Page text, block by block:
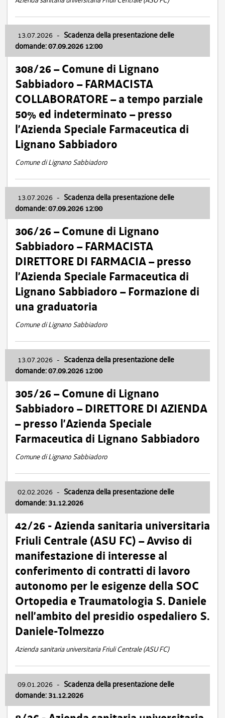
13.07.2026 - Scadenza della presentazione delle
domande: 07.09.2026 12:00
308/26 – Comune di Lignano
Sabbiadoro – FARMACISTA
COLLABORATORE – a tempo parziale
50% ed indeterminato – presso
l’Azienda Speciale Farmaceutica di
Lignano Sabbiadoro
Comune di Lignano Sabbiadoro
13.07.2026 - Scadenza della presentazione delle
domande: 07.09.2026 12:00
306/26 – Comune di Lignano
Sabbiadoro – FARMACISTA
DIRETTORE DI FARMACIA – presso
l’Azienda Speciale Farmaceutica di
Lignano Sabbiadoro – Formazione di
una graduatoria
Comune di Lignano Sabbiadoro
13.07.2026 - Scadenza della presentazione delle
domande: 07.09.2026 12:00
305/26 – Comune di Lignano
Sabbiadoro – DIRETTORE DI AZIENDA
– presso l’Azienda Speciale
Farmaceutica di Lignano Sabbiadoro
Comune di Lignano Sabbiadoro
02.02.2026 - Scadenza della presentazione delle
domande: 31.12.2026
42/26 - Azienda sanitaria universitaria
Friuli Centrale (ASU FC) – Avviso di
manifestazione di interesse al
conferimento di contratti di lavoro
autonomo per le esigenze della SOC
Ortopedia e Traumatologia S. Daniele
nell’ambito del presidio ospedaliero S.
Daniele-Tolmezzo
Azienda sanitaria universitaria Friuli Centrale (ASU FC)
09.01.2026 - Scadenza della presentazione delle
domande: 31.12.2026